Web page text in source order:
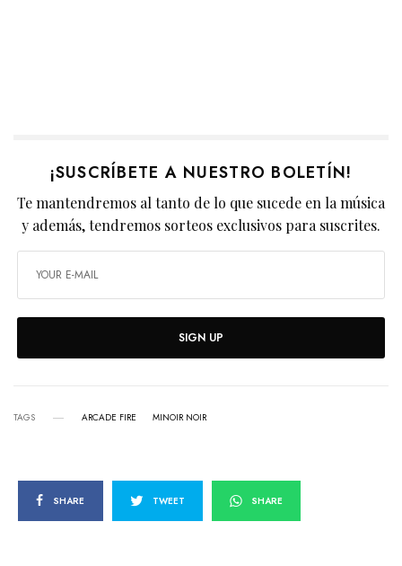
¡SUSCRÍBETE A NUESTRO BOLETÍN!
Te mantendremos al tanto de lo que sucede en la música
y además, tendremos sorteos exclusivos para suscrites.
SIGN UP
TAGS ARCADE FIRE MINOIR NOIR
SHARE TWEET SHARE